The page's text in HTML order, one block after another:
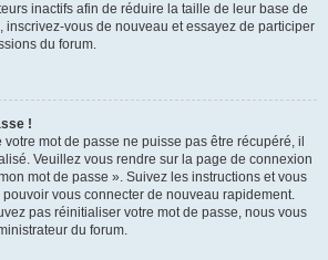
inactifs afin de réduire la taille de leur base de
inscrivez-vous de nouveau et essayez de participer
du forum.
!
mot de passe ne puisse pas être récupéré, il
Veuillez vous rendre sur la page de connexion
mot de passe ». Suivez les instructions et vous
vous connecter de nouveau rapidement.
pas réinitialiser votre mot de passe, nous vous
du forum.